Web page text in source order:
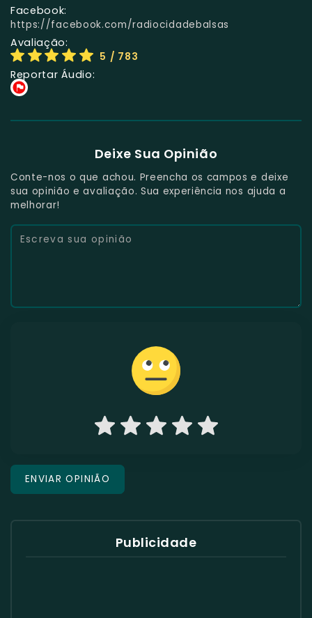
Facebook:
https://facebook.com/radiocidadebalsas
Avaliação:
5 / 783
Reportar Áudio:
Deixe Sua Opinião
Conte-nos o que achou. Preencha os campos e deixe
sua opinião e avaliação. Sua experiência nos ajuda a
melhorar!
Publicidade